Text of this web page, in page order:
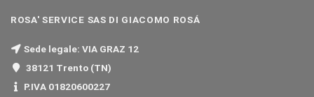
ROSA' SERVICE SAS DI GIACOMO ROSÁ
Sede legale: VIA GRAZ 12
38121 Trento (TN)
P.IVA 01820600227